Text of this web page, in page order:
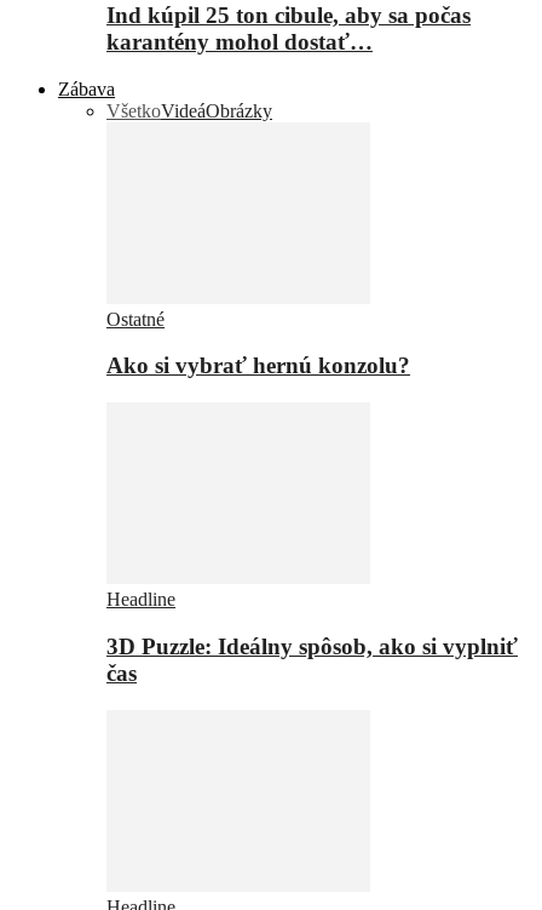
Ind kúpil 25 ton cibule, aby sa počas
karantény mohol dostať…
Zábava
VšetkoVideáObrázky
Ostatné
Ako si vybrať hernú konzolu?
Headline
3D Puzzle: Ideálny spôsob, ako si vyplniť
čas